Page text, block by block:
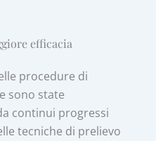
efficacia
procedure di
sono state
continui progressi
tecniche di prelievo